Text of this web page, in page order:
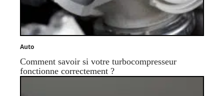
Auto
Comment savoir si votre turbocompresseur
fonctionne correctement ?